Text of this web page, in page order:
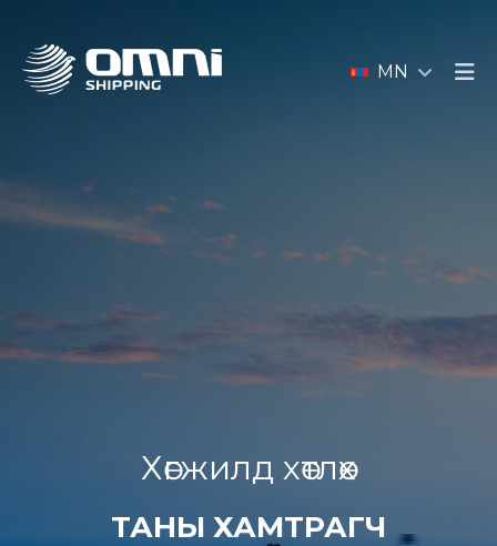
MN
Хөгжилд хөтлөх
ТАНЫ ХАМТРАГЧ